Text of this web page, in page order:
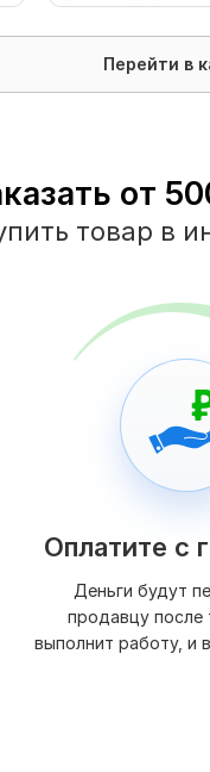
Перейти в
от
товар в
Оплатите с
Деньги будут
продавцу после
выполнит работу, и